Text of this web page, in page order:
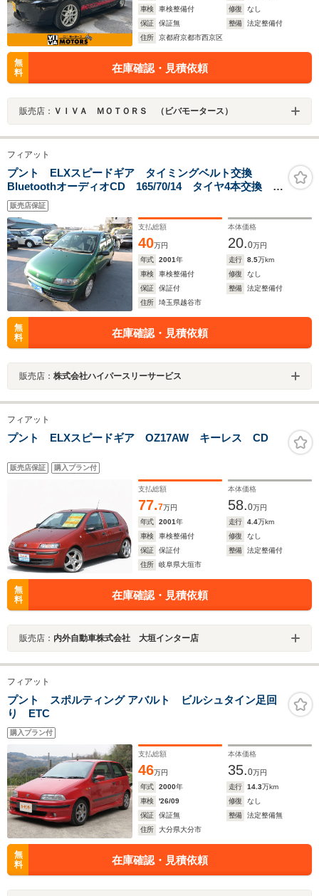
車検
車検整備付 修復
なし
保証
保証無 整備
法定整備付
住所
京都府京都市西京区
無
料
在庫確認・見積依頼
販売店： ＶＩＶＡ ＭＯＴＯＲＳ （ビバモータース）
フィアット
プント ELXスピードギア タイミングベルト交換
BluetoothオーディオCD 165/70/14 タイヤ4本交換
ETC
販売店保証
支払総額
40万円
本体価格
20.0万円
年式
2001年 走行 8.5万km
車検
車検整備付 修復
なし
保証
保証付 整備
法定整備付
住所
埼玉県越谷市
無
料
在庫確認・見積依頼
販売店： 株式会社ハイパースリーサービス
フィアット
プント ELXスピードギア OZ17AW キーレス CD
販売店保証 購入プラン付
支払総額
77.7万円
本体価格
58.0万円
年式
2001年 走行 4.4万km
車検
車検整備付 修復
なし
保証
保証付 整備
法定整備付
住所
岐阜県大垣市
無
料
在庫確認・見積依頼
販売店： 内外自動車株式会社 大垣インター店
フィアット
プント スポルティング アバルト ビルシュタイン足回
り ETC
購入プラン付
支払総額
46万円
本体価格
35.0万円
年式
2000年 走行 14.3万km
車検
'26/09 修復
なし
保証
保証無 整備
法定整備無
住所
大分県大分市
無
料
在庫確認・見積依頼